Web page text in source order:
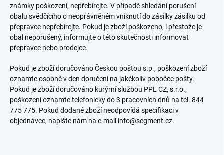
známky poškození, nepřebírejte. V případě shledání porušení
obalu svědčícího o neoprávněném vniknutí do zásilky zásilku od
přepravce nepřebírejte. Pokud je zboží poškozeno, i přestože je
obal neporušený, informujte o této skutečnosti informovat
přepravce nebo prodejce.
Pokud je zboží doručováno Českou poštou s.p., poškození zboží
oznamte osobně v den doručení na jakékoliv pobočce pošty.
Pokud je zboží doručováno kurýrní službou PPL CZ, s.r.o.,
poškození oznamte telefonicky do 3 pracovních dnů na tel. 844
775 775. Pokud dodané zboží neodpovídá specifikaci v
objednávce, napište nám na e-mail info@segment.cz.